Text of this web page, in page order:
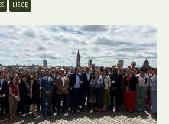
LIEGE